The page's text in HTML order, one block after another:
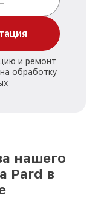
и ремонт
обработку
нашего
Pard в